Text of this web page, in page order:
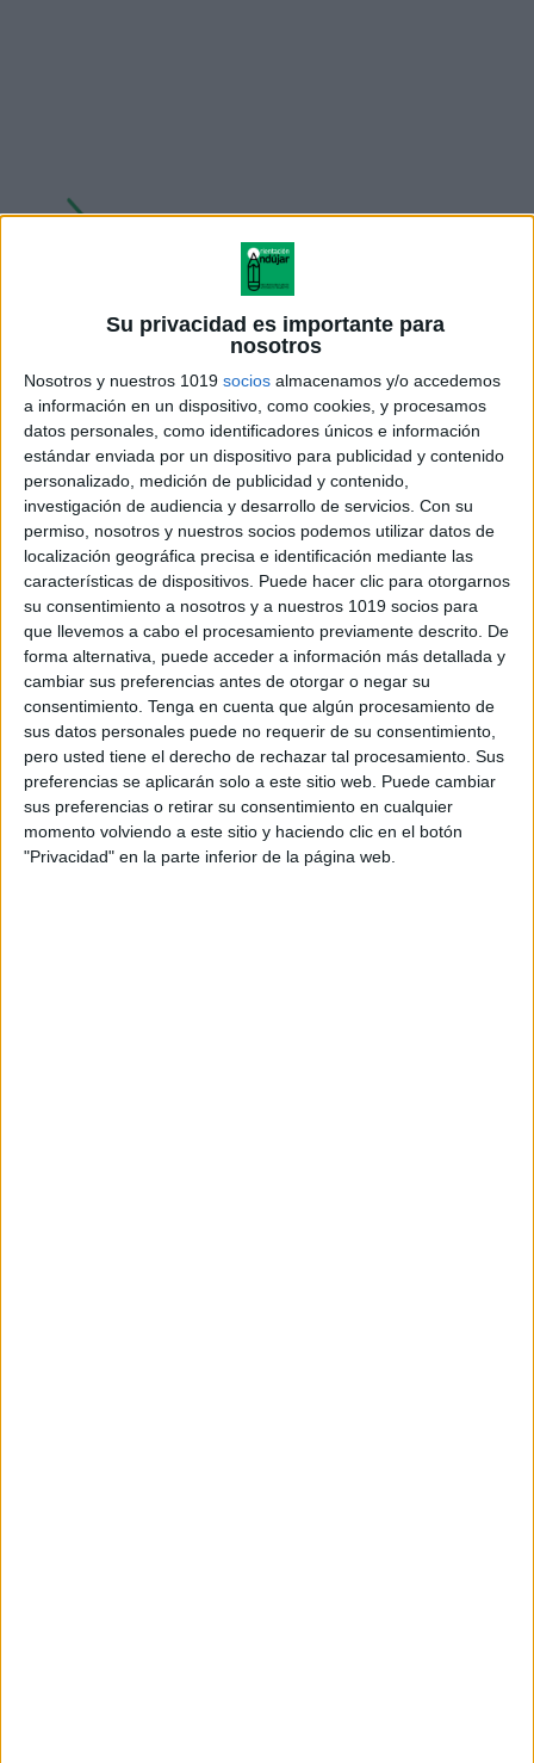
Su privacidad es importante para
nosotros
Nosotros y nuestros 1019 socios almacenamos y/o accedemos
a información en un dispositivo, como cookies, y procesamos
datos personales, como identificadores únicos e información
estándar enviada por un dispositivo para publicidad y contenido
personalizado, medición de publicidad y contenido,
investigación de audiencia y desarrollo de servicios. Con su
permiso, nosotros y nuestros socios podemos utilizar datos de
localización geográfica precisa e identificación mediante las
características de dispositivos. Puede hacer clic para otorgarnos
su consentimiento a nosotros y a nuestros 1019 socios para
que llevemos a cabo el procesamiento previamente descrito. De
forma alternativa, puede acceder a información más detallada y
cambiar sus preferencias antes de otorgar o negar su
consentimiento. Tenga en cuenta que algún procesamiento de
sus datos personales puede no requerir de su consentimiento,
pero usted tiene el derecho de rechazar tal procesamiento. Sus
preferencias se aplicarán solo a este sitio web. Puede cambiar
sus preferencias o retirar su consentimiento en cualquier
momento volviendo a este sitio y haciendo clic en el botón
"Privacidad" en la parte inferior de la página web.
Dobble dibujitos halloween